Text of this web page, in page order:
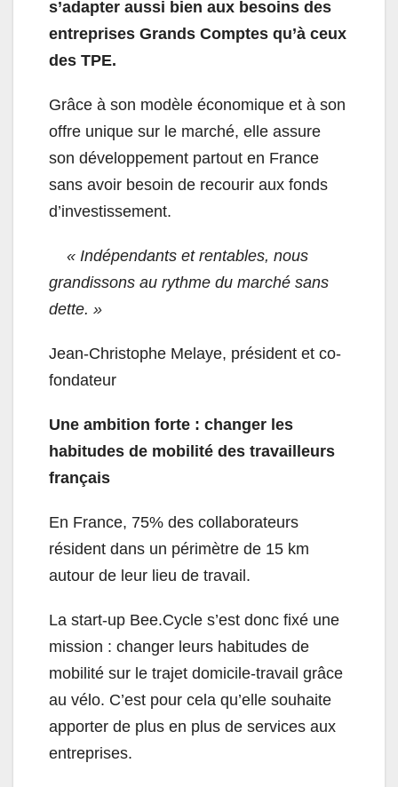
s’adapter aussi bien aux besoins des
entreprises Grands Comptes qu’à ceux
des TPE.
Grâce à son modèle économique et à son
offre unique sur le marché, elle assure
son développement partout en France
sans avoir besoin de recourir aux fonds
d’investissement.
« Indépendants et rentables, nous
grandissons au rythme du marché sans
dette. »
Jean-Christophe Melaye, président et co-
fondateur
Une ambition forte : changer les
habitudes de mobilité des travailleurs
français
En France, 75% des collaborateurs
résident dans un périmètre de 15 km
autour de leur lieu de travail.
La start-up Bee.Cycle s’est donc fixé une
mission : changer leurs habitudes de
mobilité sur le trajet domicile-travail grâce
au vélo. C’est pour cela qu’elle souhaite
apporter de plus en plus de services aux
entreprises.